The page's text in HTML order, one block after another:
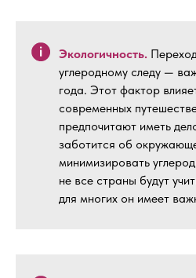
Экологичность.
углеродному следу —
года. Этот фактор
современных
предпочитают иметь
заботится об
минимизировать
не все страны будут
для многих он имеет